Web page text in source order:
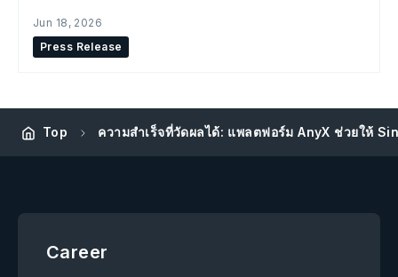
Jun 18, 2026
Press Release
Top ความสำเร็จที่วัดผลได้: แพลตฟอร์ม AnyX ช่วยให้
Career